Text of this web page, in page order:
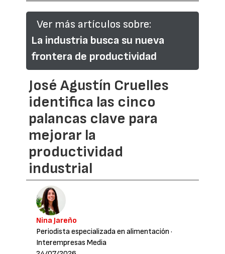
Ver más artículos sobre:
La industria busca su nueva
frontera de productividad
José Agustín Cruelles
identifica las cinco
palancas clave para
mejorar la
productividad
industrial
Nina Jareño
Periodista especializada en alimentación ·
Interempresas Media